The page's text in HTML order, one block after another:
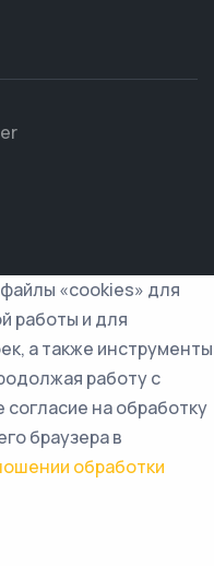
«cookies» для
работы и для
а также инструменты
работу с
на обработку
браузера в
обработки